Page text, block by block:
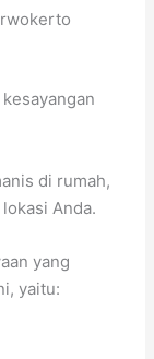
di rumah,
Anda.
yang
yaitu: